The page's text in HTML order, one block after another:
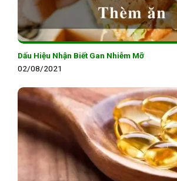
Dấu Hiệu Nhận Biết Gan Nhiễm Mỡ
02/08/2021